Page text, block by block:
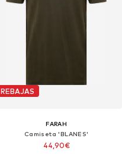
REBAJAS
FARAH
Camiseta 'BLANES'
44,90€